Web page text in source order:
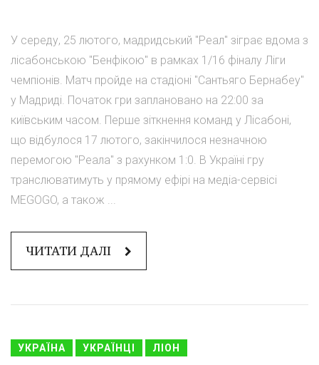
У середу, 25 лютого, мадридський "Реал" зіграє вдома з
лісабонською "Бенфікою" в рамках 1/16 фіналу Ліги
чемпіонів. Матч пройде на стадіоні "Сантьяго Бернабеу"
у Мадриді. Початок гри заплановано на 22:00 за
київським часом. Перше зіткнення команд у Лісабоні,
що відбулося 17 лютого, закінчилося незначною
перемогою "Реала" з рахунком 1:0. В Україні гру
транслюватимуть у прямому ефірі на медіа-сервісі
MEGOGO, а також ...
ЧИТАТИ ДАЛІ
УКРАЇНА УКРАЇНЦІ ЛІОН